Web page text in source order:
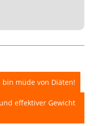
müde von Diäten!
effektiver Gewicht